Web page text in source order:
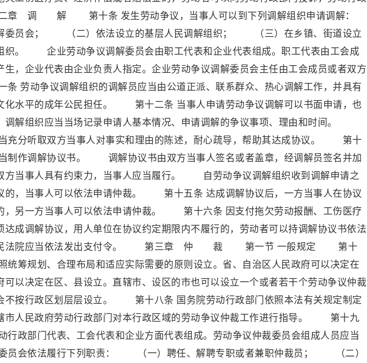
调 解 第十条 发生劳动争议，当事人可以到下列调解组织申请调解：
员会； （二）依法设立的基层人民调解组织； （三）在乡镇、街道设立
织。 企业劳动争议调解委员会由职工代表和企业代表组成。职工代表由工会成
生，企业代表由企业负责人指定。企业劳动争议调解委员会主任由工会成员或者双方
劳动争议调解组织的调解员应当由公道正派、联系群众、热心调解工作，并具有
化水平的成年公民担任。 第十二条 当事人申请劳动争议调解可以书面申请，也
调解组织应当当场记录申请人基本情况、申请调解的争议事项、理由和时间。
充分听取双方当事人对事实和理由的陈述，耐心疏导，帮助其达成协议。 第十
制作调解协议书。 调解协议书由双方当事人签名或者盖章，经调解员签名并加
方当事人具有约束力，当事人应当履行。 自劳动争议调解组织收到调解申请之
的，当事人可以依法申请仲裁。 第十五条 达成调解协议后，一方当事人在协议
，另一方当事人可以依法申请仲裁。 第十六条 因支付拖欠劳动报酬、工伤医疗
达成调解协议，用人单位在协议约定期限内不履行的，劳动者可以持调解协议书依法
人民法院应当依法发出支付令。 第三章 仲 裁 第一节 一般规定 第十
统筹规划、合理布局和适应实际需要的原则设立。省、自治区人民政府可以决定在
可以决定在区、县设立。直辖市、设区的市也可以设立一个或者若干个劳动争议仲裁
不按行政区划层层设立。 第十八条 国务院劳动行政部门依照本法有关规定制定
市人民政府劳动行政部门对本行政区域的劳动争议仲裁工作进行指导。 第十九
行政部门代表、工会代表和企业方面代表组成。劳动争议仲裁委员会组成人员应当
会依法履行下列职责： （一）聘任、解聘专职或者兼职仲裁员； （二）